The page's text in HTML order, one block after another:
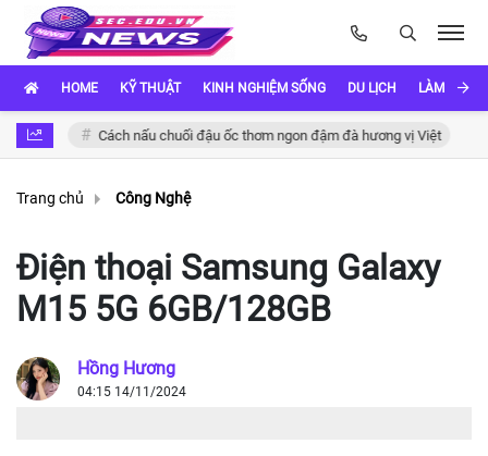
HOME KỸ THUẬT KINH NGHIỆM SỐNG DU LỊCH LÀM ĐẸP
Cách nấu chuối đậu ốc thơm ngon đậm đà hương vị Việt
Trang chủ Công Nghệ
Điện thoại Samsung Galaxy
M15 5G 6GB/128GB
Hồng Hương
04:15 14/11/2024